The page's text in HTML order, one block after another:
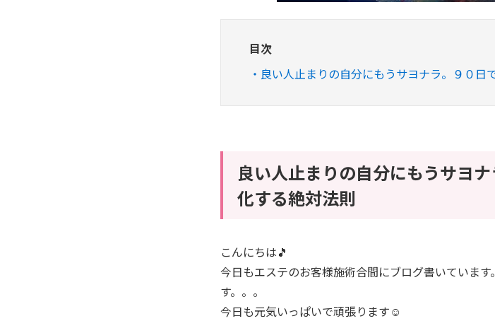
目次
良い人止まりの自分にもうサヨナラ。９０日
良い人止まりの自分にもうサヨ
化する絶対法則
こんにちは🎵
今日もエステのお客様施術合間にブログ書いていま
す。。。
今日も元気いっぱいで頑張ります☺️